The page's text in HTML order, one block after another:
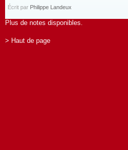
Écrit par Philippe Landeux
Plus de notes disponibles.
> Haut de page